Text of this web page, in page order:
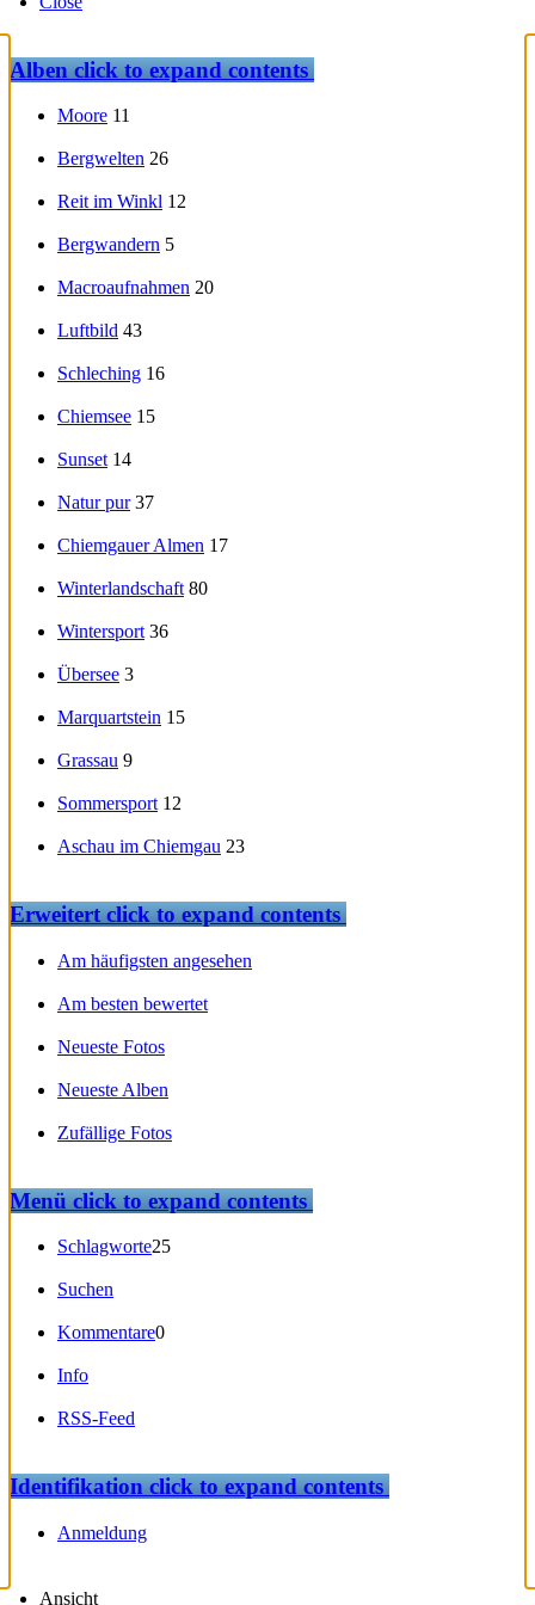
Albenclick to expand contents
Moore 11
Bergwelten 26
Reit im Winkl 12
Bergwandern 5
Macroaufnahmen 20
Luftbild 43
Schleching 16
Chiemsee 15
Sunset 14
Natur pur 37
Chiemgauer Almen 17
Winterlandschaft 80
Wintersport 36
Übersee 3
Marquartstein 15
Grassau 9
Sommersport 12
Aschau im Chiemgau 23
Erweitertclick to expand contents
Am häufigsten angesehen
Am besten bewertet
Neueste Fotos
Neueste Alben
Zufällige Fotos
Menüclick to expand contents
Schlagworte25
Suchen
Kommentare0
Info
RSS-Feed
Identifikationclick to expand contents
Anmeldung
Ansicht